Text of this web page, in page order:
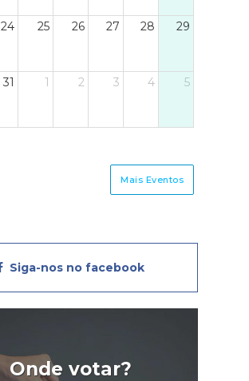
24 25 26 27 28 29
31 1 2 3 4 5
Mais Eventos
Siga-nos no facebook
Onde votar?